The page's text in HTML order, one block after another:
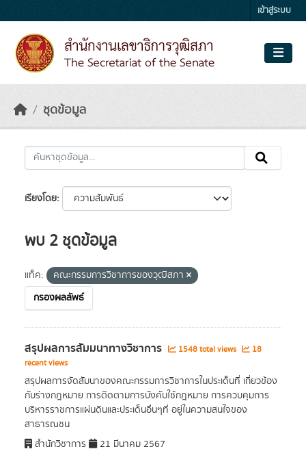
เข้าสู่ระบบ
ชุดข้อมูล
เรียงโดย
พบ 2 ชุดข้อมูล
แท็ค:
คณะกรรมการวิชาการของวุฒิสภา
กรองผลลัพธ์
สรุปผลการสัมมนาทางวิชาการ 1548 total views
18
recent views
สรุปผลการจัดสัมนาของคณะกรรมการวิชาการในประเด็นที่ เกี่ยวข้อง
กับร่างกฎหมาย การติดตามการบังคับใช้กฎหมาย การควบคุมการ
บริหารราชการแผ่นดินและประเด็นอื่นๆที่ อยู่ในความสนใจของ
สาธารณชน
สำนักวิชาการ
21 มีนาคม 2567